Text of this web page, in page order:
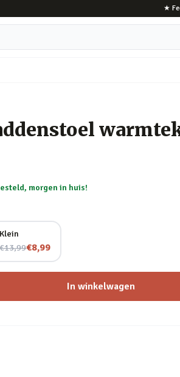
★
morgen in huis!
Klein
€13,99
Nu voor€8,99
In winkelwagen